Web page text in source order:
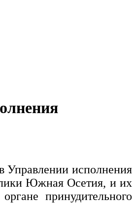
Управлении исполнения
Южная Осетия, и их
принудительного